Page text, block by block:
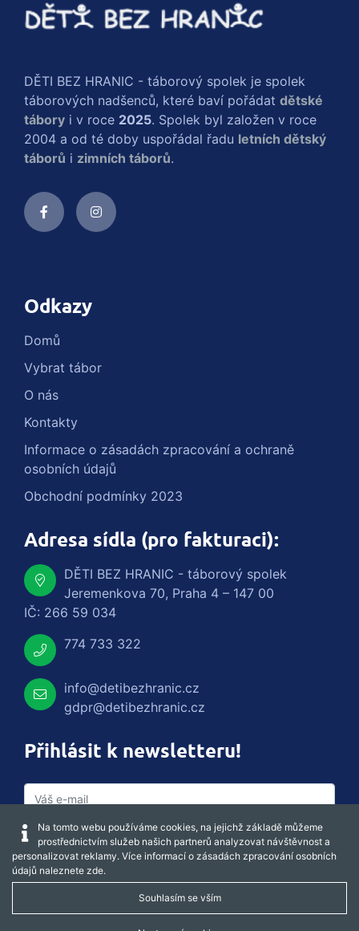
DĚTI BEZ HRANIC - táborový spolek je spolek
táborových nadšenců, které baví pořádat dětské
tábory i v roce 2025. Spolek byl založen v roce
2004 a od té doby uspořádal řadu letních dětský
táborů i zimních táborů.
Odkazy
Domů
Vybrat tábor
O nás
Kontakty
Informace o zásadách zpracování a ochraně
osobních údajů
Obchodní podmínky 2023
Adresa sídla (pro fakturaci):
DĚTI BEZ HRANIC - táborový spolek
Jeremenkova 70, Praha 4 – 147 00
IČ: 266 59 034
774 733 322
info@detibezhranic.cz
gdpr@detibezhranic.cz
Přihlásit k newsletteru!
Captcha obnovit
Na tomto webu používáme cookies, na jejichž základě můžeme
prostřednictvím služeb našich partnerů analyzovat návštěvnost a
personalizovat reklamy. Více informací o zásadách zpracování osobních
údajů naleznete zde.
Souhlasím se vším